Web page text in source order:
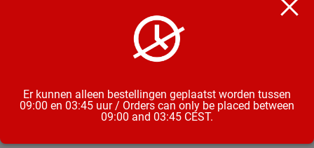
Er kunnen alleen bestellingen geplaatst worden tussen
09:00 en 03:45 uur / Orders can only be placed between
09:00 and 03:45 CEST.